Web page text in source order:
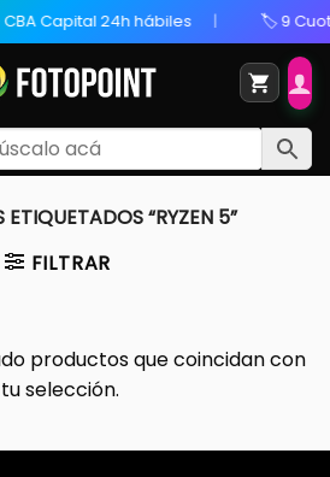
24h hábiles 🏷️ 9 Cuotas Sin
“RYZEN 5”
FILTRAR
productos que coincidan con
tu selección.